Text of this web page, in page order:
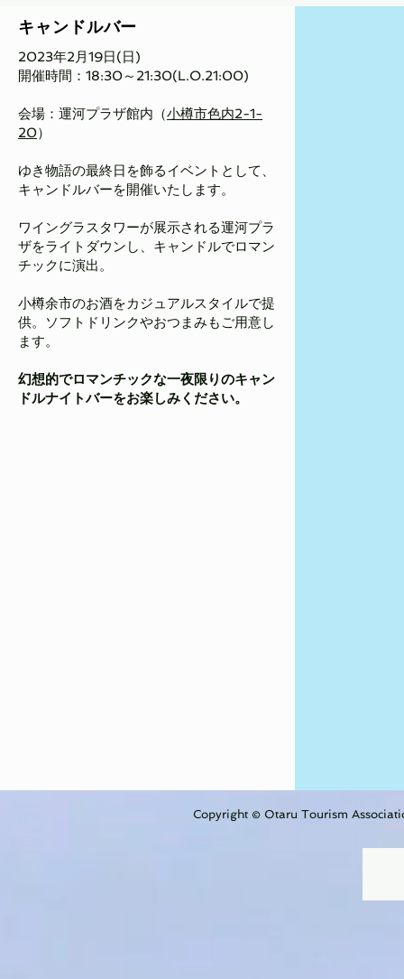
​キャンドルバー
2023年2月19日(日)
開催時間：18:30～21:30(L.O.21:00)
会場： 運河プラザ館内 （小樽市色内2-1-
20）
ゆき物語の最終日を飾るイベントとして、
キャンドルバーを開催いたします。
ワイングラスタワーが展示される運河プラ
ザをライトダウンし、キャンドルでロマン
チックに演出。
小樽余市のお酒をカジュアルスタイルで提
供。ソフトドリンクやおつまみもご用意し
ます。
幻想的でロマンチックな一夜限りのキャン
ドルナイトバーをお楽しみください。
Copyright © Otaru Tourism